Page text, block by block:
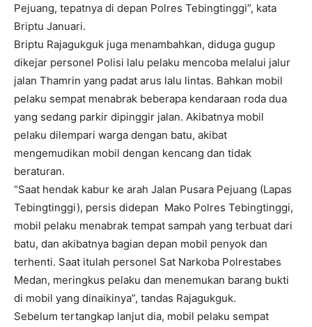
Pejuang, tepatnya di depan Polres Tebingtinggi”, kata
Briptu Januari.
Briptu Rajagukguk juga menambahkan, diduga gugup
dikejar personel Polisi lalu pelaku mencoba melalui jalur
jalan Thamrin yang padat arus lalu lintas. Bahkan mobil
pelaku sempat menabrak beberapa kendaraan roda dua
yang sedang parkir dipinggir jalan. Akibatnya mobil
pelaku dilempari warga dengan batu, akibat
mengemudikan mobil dengan kencang dan tidak
beraturan.
“Saat hendak kabur ke arah Jalan Pusara Pejuang (Lapas
Tebingtinggi), persis didepan Mako Polres Tebingtinggi,
mobil pelaku menabrak tempat sampah yang terbuat dari
batu, dan akibatnya bagian depan mobil penyok dan
terhenti. Saat itulah personel Sat Narkoba Polrestabes
Medan, meringkus pelaku dan menemukan barang bukti
di mobil yang dinaikinya”, tandas Rajagukguk.
Sebelum tertangkap lanjut dia, mobil pelaku sempat